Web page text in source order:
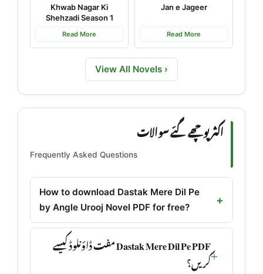
Khwab Nagar Ki
Shehzadi Season 1
Read More
Jan e Jageer
Read More
View All Novels ›
اکثر پوچھے گئے سوالات
Frequently Asked Questions
How to download Dastak Mere Dil Pe
by Angle Urooj Novel PDF for free?
Dastak Mere Dil Pe PDF مفت ڈاؤنلوڈ کیسے
کریں؟